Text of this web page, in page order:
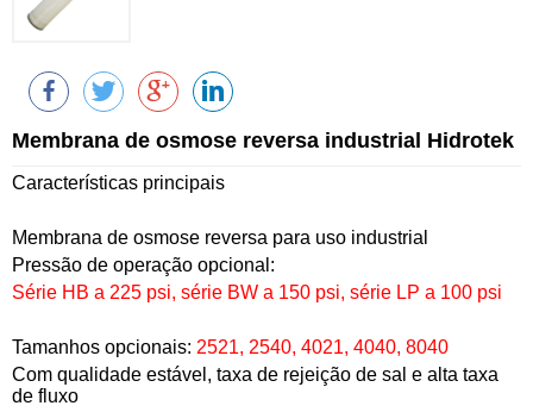
Membrana de osmose reversa industrial Hidrotek
Características principais
Membrana de osmose reversa para uso industrial
Pressão de operação opcional:
Série HB a 225 psi, série BW a 150 psi, série LP a 100 psi
Tamanhos opcionais: 2521, 2540, 4021, 4040, 8040
Com qualidade estável, taxa de rejeição de sal e alta taxa
de fluxo